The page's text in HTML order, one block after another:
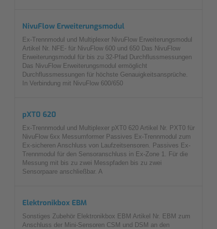
NivuFlow Erweiterungsmodul
Ex-Trennmodul und Multiplexer NivuFlow Erweiterungsmodul
Artikel Nr. NFE- für NivuFlow 600 und 650 Das NivuFlow
Erweiterungsmodul für bis zu 32-Pfad Durchflussmessungen
Das NivuFlow Erweiterungsmodul ermöglicht
Durchflussmessungen für höchste Genauigkeitsansprüche.
In Verbindung mit NivuFlow 600/650
pXT0 620
Ex-Trennmodul und Multiplexer pXT0 620 Artikel Nr. PXT0 für
NivuFlow 6xx Messumformer Passives Ex-Trennmodul zum
Ex-sicheren Anschluss von Laufzeitsensoren. Passives Ex-
Trennmodul für den Sensoranschluss in Ex-Zone 1. Für die
Messung mit bis zu zwei Messpfaden bis zu zwei
Sensorpaare anschließbar. A
Elektronikbox EBM
Sonstiges Zubehör Elektronikbox EBM Artikel Nr. EBM zum
Anschluss der Mini-Sensoren CSM und DSM an den